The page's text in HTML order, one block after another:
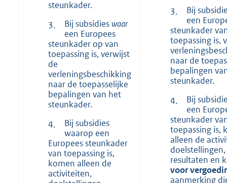
steunkader.
3.
Bij subsidieswaar
een Europees
steunkader op van
toepassing is, verwijst
de
verleningsbeschikking
naar de toepasselijke
bepalingen van het
steunkader.
4.
Bij subsidies
waarop een
Europees steunkader
van toepassing is,
komen alleen de
activiteiten,
3.
Bij
een
steunkader
toepassing is,
naar de
bepalingen
steunkader.
4.
Bij
een
steunkader
toepassing is,
alleen de
doelstellingen,
resultaten en
voor
aanmerking